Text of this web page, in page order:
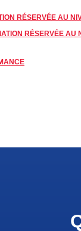
RÉSERVÉE AU
RÉSERVÉE